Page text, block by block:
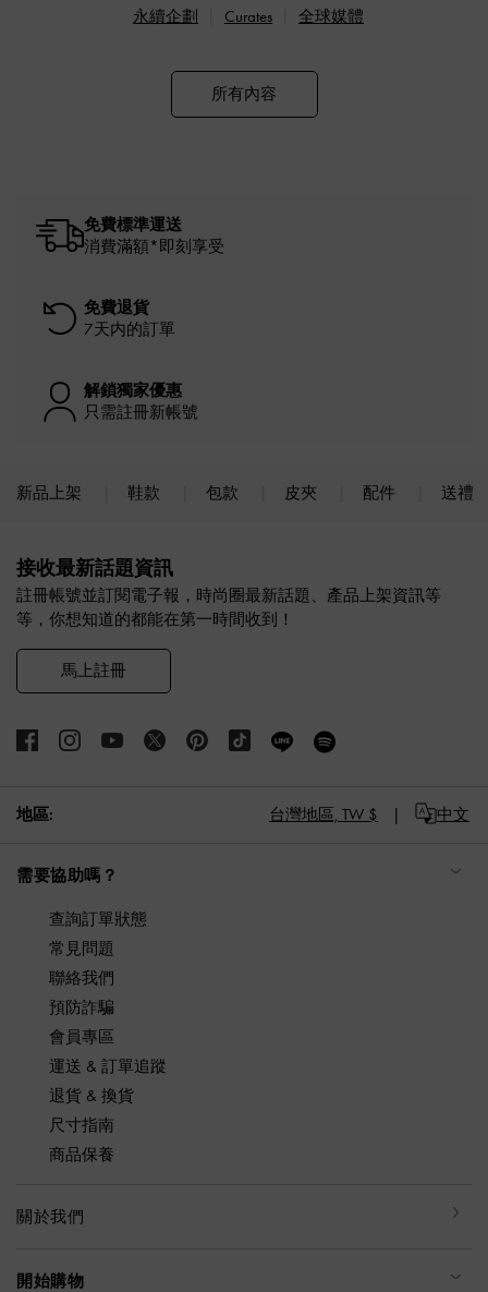
永續企劃
Curates 全球媒體
所有內容
免費標準運送
消費滿額*即刻享受
免費退貨
7天内的訂單
解鎖獨家優惠
只需註冊新帳號
新品上架 鞋款 包款 皮夾 配件 送禮
接收最新話題資訊
註冊帳號並訂閱電子報，時尚圈最新話題、產品上架資訊等
等，你想知道的都能在第一時間收到！
馬上註冊
地區: 台灣地區, TW $ 中文
需要協助嗎？
查詢訂單狀態
常見問題
聯絡我們
預防詐騙
會員專區
運送 & 訂單追蹤
退貨 & 換貨
尺寸指南
商品保養
關於我們
開始購物